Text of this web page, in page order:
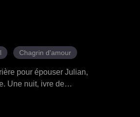
il y a 10 ans, et le
Chagrin d'amour
pour épouser Julian,
Une nuit, ivre de